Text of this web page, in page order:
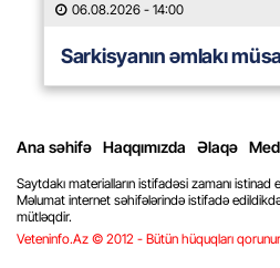
06.08.2026 - 14:00
Sarkisyanın əmlakı
Ana səhifə Haqqımızda Əlaqə
Saytdakı materialların istifadəsi zamanı istinad
Məlumat internet səhifələrində istifadə
mütləqdir.
Veteninfo.Az © 2012 - Bütün hüquqları